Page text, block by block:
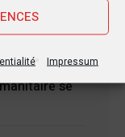
Impressum
haute
se